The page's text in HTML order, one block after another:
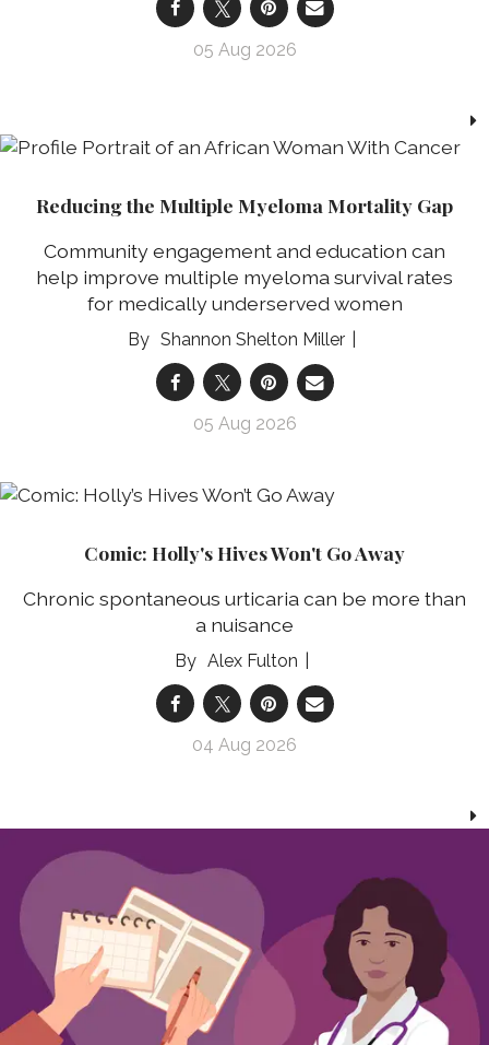
05 Aug 2026
Reducing the Multiple Myeloma Mortality Gap
Community engagement and education can
help improve multiple myeloma survival rates
for medically underserved women
Shannon Shelton Miller
05 Aug 2026
Comic: Holly's Hives Won't Go Away
Chronic spontaneous urticaria can be more than
a nuisance
Alex Fulton
04 Aug 2026